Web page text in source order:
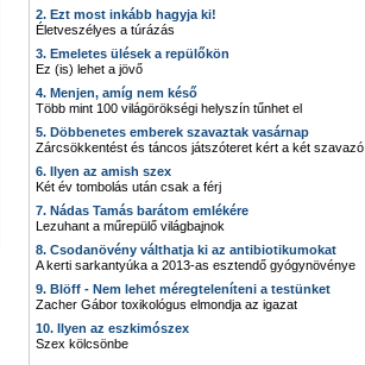
2. Ezt most inkább hagyja ki!
Életveszélyes a túrázás
3. Emeletes ülések a repülőkön
Ez (is) lehet a jövő
4. Menjen, amíg nem késő
Több mint 100 világörökségi helyszín tűnhet el
5. Döbbenetes emberek szavaztak vasárnap
Zárcsökkentést és táncos játszóteret kért a két szavazó
6. Ilyen az amish szex
Két év tombolás után csak a férj
7. Nádas Tamás barátom emlékére
Lezuhant a műrepülő világbajnok
8. Csodanövény válthatja ki az antibiotikumokat
A kerti sarkantyúka a 2013-as esztendő gyógynövénye
9. Blöff - Nem lehet méregteleníteni a testünket
Zacher Gábor toxikológus elmondja az igazat
10. Ilyen az eszkimószex
Szex kölcsönbe